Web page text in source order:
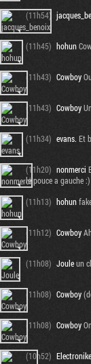
(11h54)
(11h45) hohun
(11h43) Cowboy
(11h43) Cowboy
(11h34) evans. Et
(11h20) nonmerci
le pouce a gauche :)
(11h13) hohun
(11h12) Cowboy
(11h08) Jouleun
(11h08) Cowboy
(11h08) Cowboy
(10h52) Electronike